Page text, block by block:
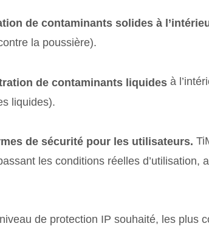
de contaminants solides à
la poussière).
de contaminants liquides à
liquides).
de sécurité pour les utilisateurs.
les conditions réelles d’utilisation,
de protection IP souhaité, les plus